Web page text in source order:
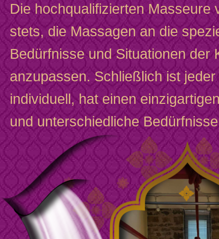
Die hochqualifizierten Masseure
stets, die Massagen an die
Bedürfnisse und Situationen der
anzupassen. Schließlich ist
individuell, hat einen
und unterschiedliche